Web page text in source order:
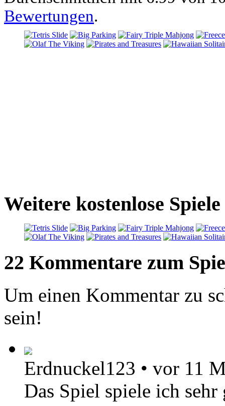
Bewertungen.
Weitere kostenlose
22 Kommentare zum
Um einen Kommentar zu
sein!
Erdnuckel123 • vor 11
Das Spiel spiele ich